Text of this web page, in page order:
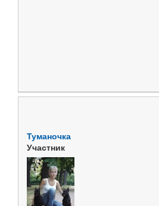
Туманочка
Участник